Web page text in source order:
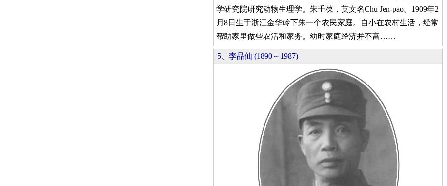
学研究院研究动物生理学。朱壬葆，英文名Chu Jen-pao。1909年2
月8日生于浙江金华岭下朱一个农民家庭。自小在农村生活，经常
帮助家里做些农活和家务。幼时家庭经济并不富……
5、李品仙 (1890～1987)